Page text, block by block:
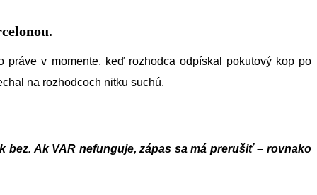
v momente, keď rozhodca odpískal pokutový kop po
na rozhodcoch nitku suchú.
Ak VAR nefunguje, zápas sa má prerušiť – rovnako